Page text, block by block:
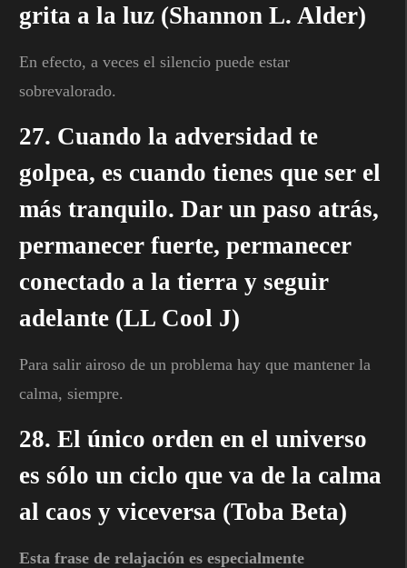
grita a la luz (Shannon L. Alder)
En efecto, a veces el silencio puede estar
sobrevalorado.
27. Cuando la adversidad te
golpea, es cuando tienes que ser el
más tranquilo. Dar un paso atrás,
permanecer fuerte, permanecer
conectado a la tierra y seguir
adelante (LL Cool J)
Para salir airoso de un problema hay que mantener la
calma, siempre.
28. El único orden en el universo
es sólo un ciclo que va de la calma
al caos y viceversa (Toba Beta)
Esta frase de relajación es especialmente